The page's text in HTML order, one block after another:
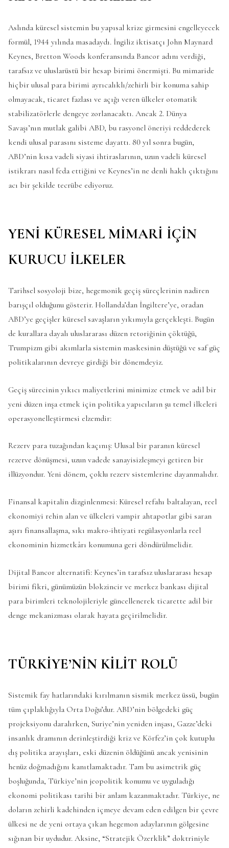
Aslında küresel sistemin bu yapısal krize girmesini engelleyecek
formül, 1944 yılında masadaydı. İngiliz iktisatçı John Maynard
Keynes, Bretton Woods konferansında Bancor adını verdiği,
tarafsız ve uluslarüstü bir hesap birimi önermişti. Bu mimaride
hiçbir ulusal para birimi ayrıcalıklı/zehirli bir konuma sahip
olmayacak, ticaret fazlası ve açığı veren ülkeler otomatik
stabilizatörlerle dengeye zorlanacaktı. Ancak 2. Dünya
Savaşı’nın mutlak galibi ABD, bu rasyonel öneriyi reddederek
kendi ulusal parasını sisteme dayattı. 80 yıl sonra bugün,
ABD’nin kısa vadeli siyasi ihtiraslarının, uzun vadeli küresel
istikrarı nasıl feda ettiğini ve Keynes’in ne denli haklı çıktığını
acı bir şekilde tecrübe ediyoruz.
YENİ KÜRESEL MİMARİ İÇİN
KURUCU İLKELER
Tarihsel sosyoloji bize, hegemonik geçiş süreçlerinin nadiren
barışçıl olduğunu gösterir. Hollanda’dan İngiltere’ye, oradan
ABD’ye geçişler küresel savaşların yıkımıyla gerçekleşti. Bugün
de kurallara dayalı uluslararası düzen retoriğinin çöktüğü,
Trumpizm gibi akımlarla sistemin maskesinin düştüğü ve saf güç
politikalarının devreye girdiği bir dönemdeyiz.
Geçiş sürecinin yıkıcı maliyetlerini minimize etmek ve adil bir
yeni düzen inşa etmek için politika yapıcıların şu temel ilkeleri
operasyonelleştirmesi elzemdir:
Rezerv para tuzağından kaçınış: Ulusal bir paranın küresel
rezerve dönüşmesi, uzun vadede sanayisizleşmeyi getiren bir
illüzyondur. Yeni dönem, çoklu rezerv sistemlerine dayanmalıdır.
Finansal kapitalin dizginlenmesi: Küresel refahı baltalayan, reel
ekonomiyi rehin alan ve ülkeleri vampir ahtapotlar gibi saran
aşırı finansallaşma, sıkı makro-ihtiyati regülasyonlarla reel
ekonominin hizmetkârı konumuna geri döndürülmelidir.
Dijital Bancor alternatifi: Keynes’in tarafsız uluslararası hesap
birimi fikri, günümüzün blokzincir ve merkez bankası dijital
para birimleri teknolojileriyle güncellenerek ticarette adil bir
denge mekanizması olarak hayata geçirilmelidir.
TÜRKİYE’NİN KİLİT ROLÜ
Sistemik fay hatlarındaki kırılmanın sismik merkez üssü, bugün
tüm çıplaklığıyla Orta Doğu’dur. ABD’nin bölgedeki güç
projeksiyonu daralırken, Suriye’nin yeniden inşası, Gazze’deki
insanlık dramının derinleştirdiği kriz ve Körfez’in çok kutuplu
dış politika arayışları, eski düzenin öldüğünü ancak yenisinin
henüz doğmadığını kanıtlamaktadır. Tam bu asimetrik güç
boşluğunda, Türkiye’nin jeopolitik konumu ve uyguladığı
ekonomi politikası tarihi bir anlam kazanmaktadır. Türkiye, ne
doların zehirli kadehinden içmeye devam eden edilgen bir çevre
ülkesi ne de yeni ortaya çıkan hegemon adaylarının gölgesine
sığınan bir uydudur. Aksine, “Stratejik Özerklik” doktriniyle